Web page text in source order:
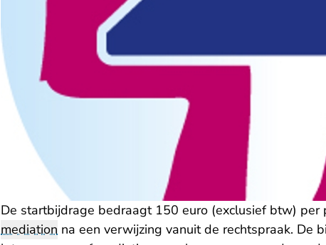
De startbijdrage bedraagt 150 euro (exclusief btw) per
mediation na een verwijzing vanuit de rechtspraak. De